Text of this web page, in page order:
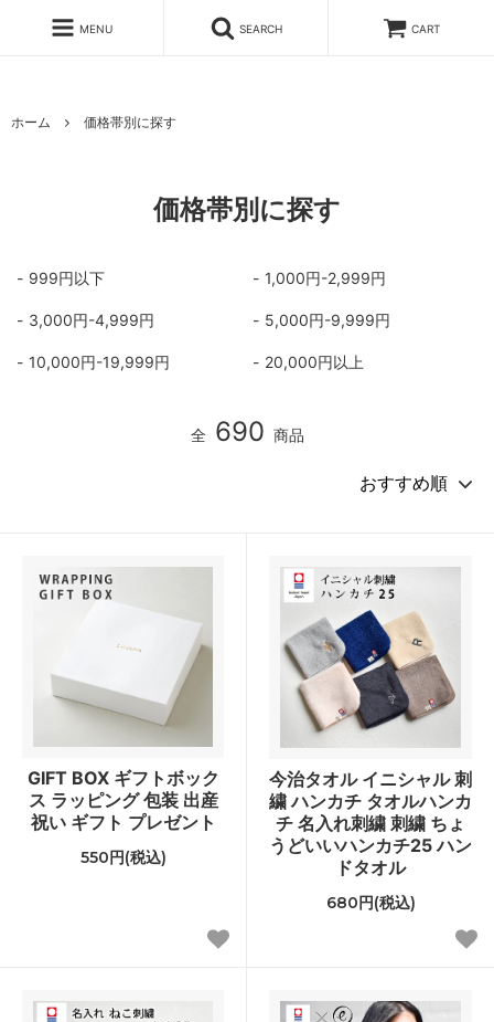
MENU SEARCH CART
ホーム 価格帯別に探す
価格帯別に探す
999円以下 1,000円-2,999円
3,000円-4,999円 5,000円-9,999円
10,000円-19,999円 20,000円以上
全 690 商品
GIFT BOX ギフトボック
ス ラッピング 包装 出産
祝い ギフト プレゼント
550円(税込)
今治タオル イニシャル 刺
繍 ハンカチ タオルハンカ
チ 名入れ刺繍 刺繍 ちょ
うどいいハンカチ25 ハン
ドタオル
680円(税込)